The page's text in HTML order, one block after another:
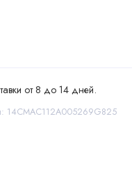
от 8 до 14 дней.
14CMAC112A005269G825